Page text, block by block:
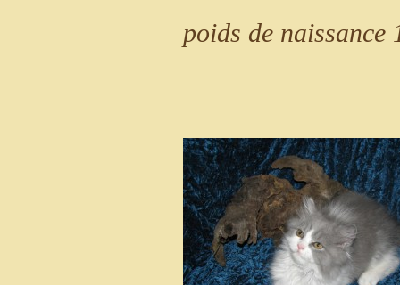
poids de naissance